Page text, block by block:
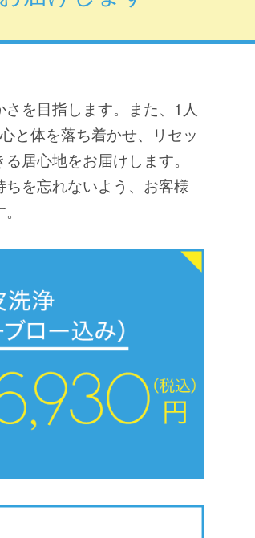
を目指します。また、1人
と体を落ち着かせ、リセッ
居心地をお届けします。
を忘れないよう、お客様